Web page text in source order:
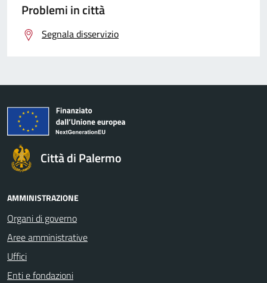
Problemi in città
Segnala disservizio
Città di Palermo
AMMINISTRAZIONE
Organi di governo
Aree amministrative
Uffici
Enti e fondazioni